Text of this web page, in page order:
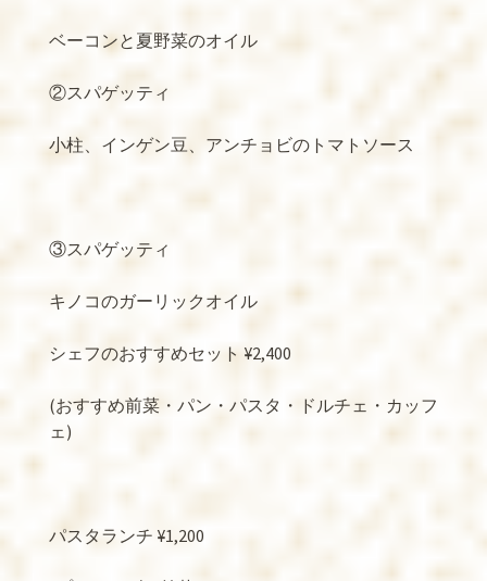
ベーコンと夏野菜のオイル
②スパゲッティ
小柱、インゲン豆、アンチョビのトマトソース
③スパゲッティ
キノコのガーリックオイル
シェフのおすすめセット ¥2,400
(おすすめ前菜・パン・パスタ・ドルチェ・カッフ
ェ)
パスタランチ ¥1,200